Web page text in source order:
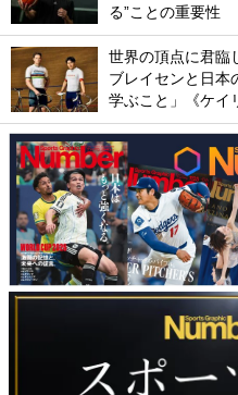
る”ことの重要性
世界の頂点に君臨
ブレイセンと日本
学ぶこと」《ケイ